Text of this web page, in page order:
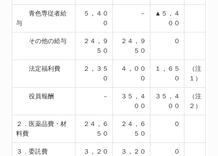
青色専従者給
与
５，４０
０
－
▲５，４
００
その他の給与
２４，９
５０
２４，９
５０
０
法定福利費
２，３５
０
４，００
０
１，６５
０
（注
１）
役員報酬 －
３５，４
００
３５，４
００
（注
２）
２．医薬品費・材
料費
２４，６
５０
２４，６
５０
０
３．委託費
３，２０
３，２０
０